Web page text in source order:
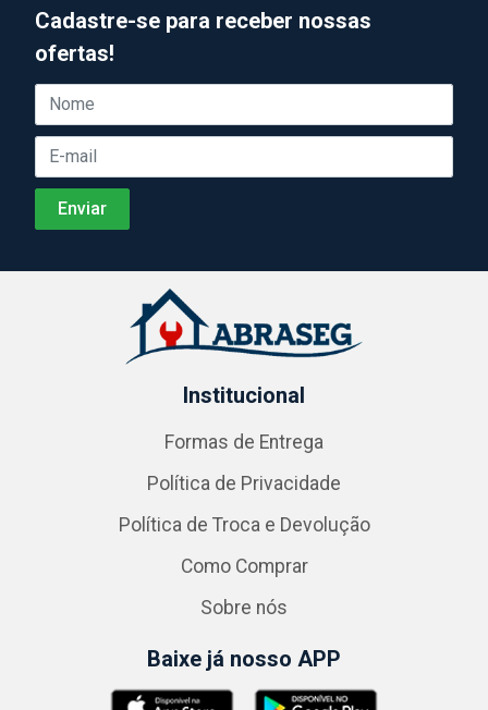
Cadastre-se para receber nossas
ofertas!
Institucional
Formas de Entrega
Política de Privacidade
Política de Troca e Devolução
Como Comprar
Sobre nós
Baixe já nosso APP